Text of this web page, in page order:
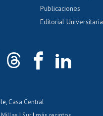
Publicaciones
Editorial Universitaria
Casa Central